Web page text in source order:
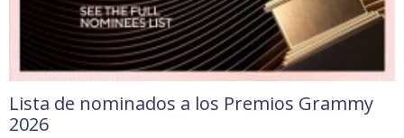
Lista de nominados a los Premios Grammy
2026